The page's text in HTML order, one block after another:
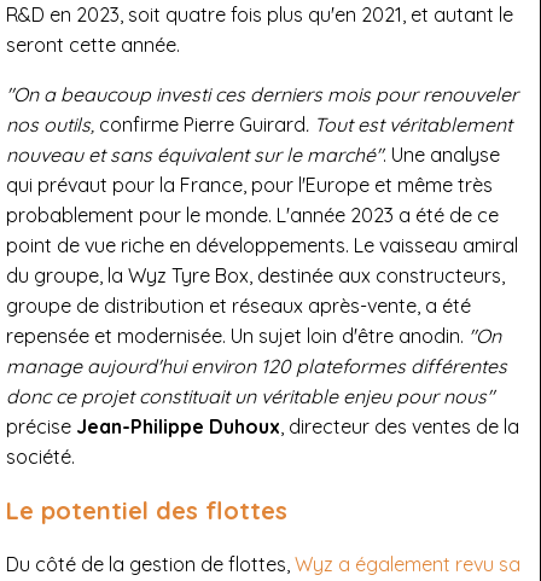
R&D en 2023, soit quatre fois plus qu'en 2021, et autant le
seront cette année.
"On a beaucoup investi ces derniers mois pour renouveler
nos outils, confirme Pierre Guirard. Tout est véritablement
nouveau et sans équivalent sur le marché". Une analyse
qui prévaut pour la France, pour l'Europe et même très
probablement pour le monde. L'année 2023 a été de ce
point de vue riche en développements. Le vaisseau amiral
du groupe, la Wyz Tyre Box, destinée aux constructeurs,
groupe de distribution et réseaux après-vente, a été
repensée et modernisée. Un sujet loin d'être anodin. "On
manage aujourd'hui environ 120 plateformes différentes
donc ce projet constituait un véritable enjeu pour nous"
précise Jean-Philippe Duhoux , directeur des ventes de la
société.
Le potentiel des flottes
Du côté de la gestion de flottes, Wyz a également revu sa